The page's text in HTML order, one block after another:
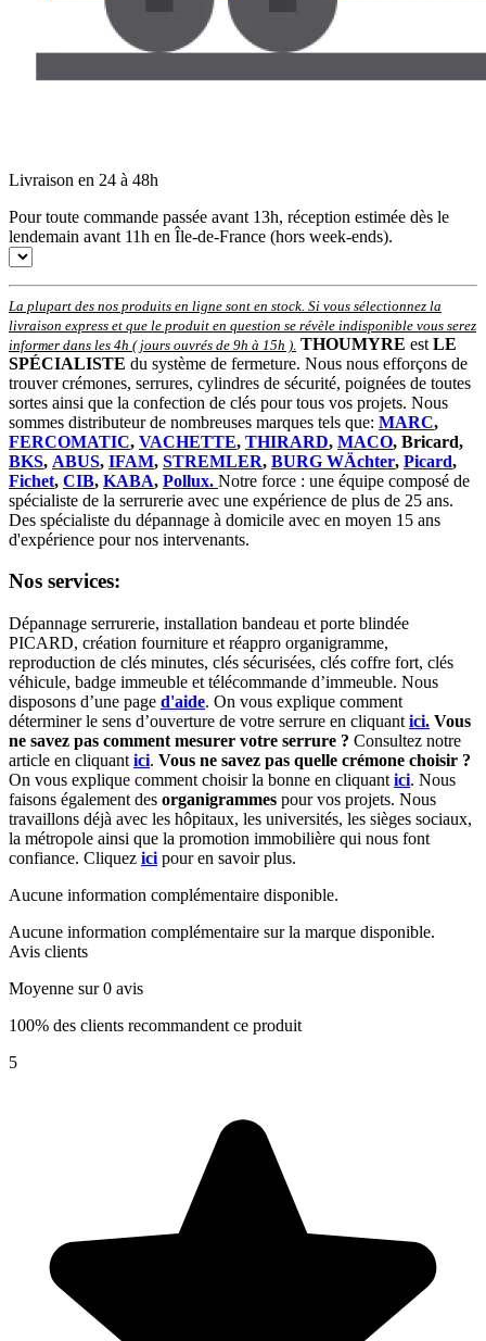
Livraison en 24 à 48h
Pour toute commande passée avant 13h, réception estimée dès le
lendemain avant 11h en Île-de-France (hors week-ends).
La plupart des nos produits en ligne sont en stock. Si vous sélectionnez la
livraison express et que le produit en question se révèle indisponible vous serez
informer dans les 4h ( jours ouvrés de 9h à 15h ) THOUMYRE est LE
SPÉCIALISTE du système de fermeture. Nous nous efforçons de
trouver crémones, serrures, cylindres de sécurité, poignées de toutes
sortes ainsi que la confection de clés pour tous vos projets. Nous
sommes distributeur de nombreuses marques tels que: MARC,
FERCOMATIC, VACHETTE, THIRARD, MACO, Bricard,
BKS, ABUS, IFAM, STREMLER, BURG WÄchter, Picard,
Fichet, CIB, KABA, Pollux. Notre force : une équipe composé de
spécialiste de la serrurerie avec une expérience de plus de 25 ans.
Des spécialiste du dépannage à domicile avec en moyen 15 ans
d'expérience pour nos intervenants.
Nos services:
Dépannage serrurerie, installation bandeau et porte blindée
PICARD, création fourniture et réappro organigramme,
reproduction de clés minutes, clés sécurisées, clés coffre fort, clés
véhicule, badge immeuble et télécommande d’immeuble. Nous
disposons d’une page d'aide. On vous explique comment
déterminer le sens d’ouverture de votre serrure en cliquant ici. Vous
ne savez pas comment mesurer votre serrure ? Consultez notre
article en cliquant ici. Vous ne savez pas quelle crémone choisir ?
On vous explique comment choisir la bonne en cliquant ici. Nous
faisons également des organigrammes pour vos projets. Nous
travaillons déjà avec les hôpitaux, les universités, les sièges sociaux,
la métropole ainsi que la promotion immobilière qui nous font
confiance. Cliquez ici pour en savoir plus.
Aucune information complémentaire disponible.
Aucune information complémentaire sur la marque disponible.
Avis clients
Moyenne sur 0 avis
100% des clients recommandent ce produit
5